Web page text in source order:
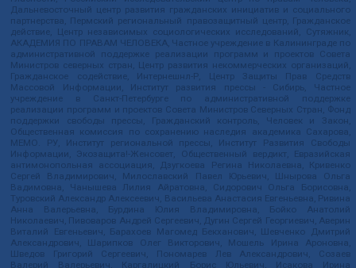
Дальневосточный центр развития гражданских инициатив и социального
партнерства, Пермский региональный правозащитный центр, Гражданское
действие, Центр независимых социологических исследований, Сутяжник,
АКАДЕМИЯ ПО ПРАВАМ ЧЕЛОВЕКА, Частное учреждение в Калининграде по
административной поддержке реализации программ и проектов Совета
Министров северных стран, Центр развития некоммерческих организаций,
Гражданское содействие, Интернешнл-Р, Центр Защиты Прав Средств
Массовой Информации, Институт развития прессы - Сибирь, Частное
учреждение в Санкт-Петербурге по административной поддержке
реализации программ и проектов Совета Министров Северных Стран, Фонд
поддержки свободы прессы, Гражданский контроль, Человек и Закон,
Общественная комиссия по сохранению наследия академика Сахарова,
МЕМО. РУ, Институт региональной прессы, Институт Развития Свободы
Информации, Экозащита!-Женсовет, Общественный вердикт, Евразийская
антимонопольная ассоциация, Дзугкоева Регина Николаевна, Кривенко
Сергей Владимирович, Милославский Павел Юрьевич, Шнырова Ольга
Вадимовна, Чанышева Лилия Айратовна, Сидорович Ольга Борисовна,
Туровский Александр Алексеевич, Васильева Анастасия Евгеньевна, Ривина
Анна Валерьевна, Бурдина Юлия Владимировна, Бойко Анатолий
Николаевич, Пивоваров Андрей Сергеевич, Дугин Сергей Георгиевич, Аверин
Виталий Евгеньевич, Барахоев Магомед Бекханович, Шевченко Дмитрий
Александрович, Шарипков Олег Викторович, Мошель Ирина Ароновна,
Шведов Григорий Сергеевич, Пономарев Лев Александрович, Созаев
Валерий Валерьевич, Каргалицкий Борис Юльевич, Исакова Ирина